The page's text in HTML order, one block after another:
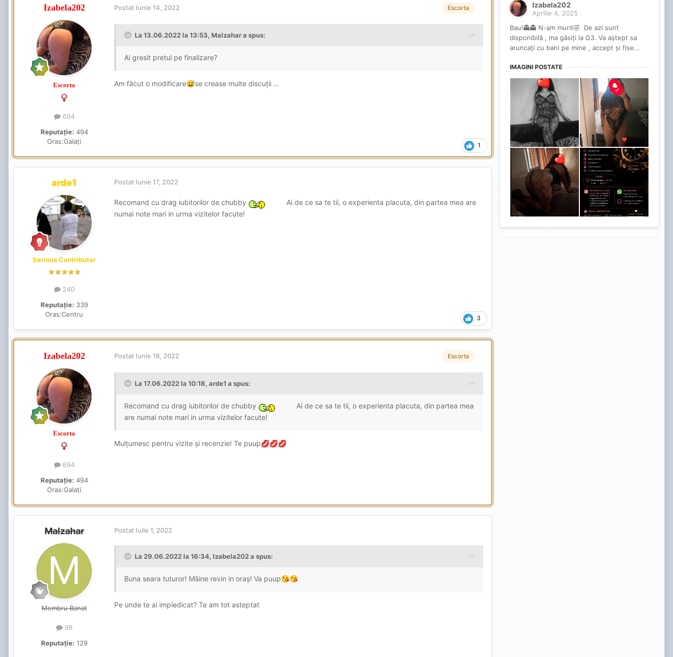
Izabela202
Escorta
694
Reputație: 494
Oras:Galați
Escorta
Postat Iunie 14, 2022
La 13.06.2022 la 13:53, Malzahara spus:
Ai gresit pretul pe finalizare?
Am făcut o modificare😅se crease multe discuții …
1
arde1
Serious Contributor
240
Reputație: 339
Oras:Centru
Postat Iunie 17, 2022
Recomand cu drag iubitorilor de chubby
Ai de ce sa te tii, o experienta placuta, din partea mea are
numai note mari in urma vizitelor facute!
3
Izabela202
Escorta
694
Reputație: 494
Oras:Galați
Escorta
Postat Iunie 18, 2022
La 17.06.2022 la 10:18, arde1 a spus:
Recomand cu drag iubitorilor de chubby
Ai de ce sa te tii, o experienta placuta, din partea mea
are numai note mari in urma vizitelor facute!
Mulțumesc pentru vizite și recenzie! Te puup💋💋💋
Malzahar
Membru Banat
98
Reputație: 129
Postat Iulie 1, 2022
La 29.06.2022 la 16:34, Izabela202a spus:
Buna seara tuturor! Mâine revin in oraș! Va puup😘😘
Pe unde te ai impiedicat? Te am tot asteptat
Izabela202
Aprilie 4, 2025
Bau!👻👻 N-am murit🤣 De azi sunt
disponibilă , ma găsiți la G3. Va aștept sa
aruncați cu bani pe mine , accept și fise...
IMAGINI POSTATE